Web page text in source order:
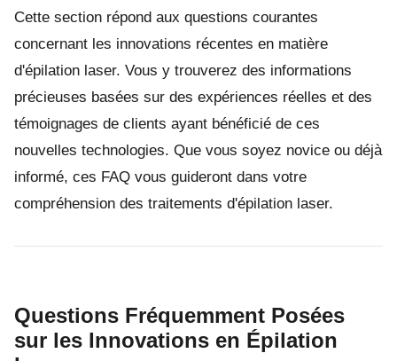
Cette section répond aux questions courantes
concernant les innovations récentes en matière
d'épilation laser. Vous y trouverez des informations
précieuses basées sur des expériences réelles et des
témoignages de clients ayant bénéficié de ces
nouvelles technologies. Que vous soyez novice ou déjà
informé, ces FAQ vous guideront dans votre
compréhension des traitements d'épilation laser.
Questions Fréquemment Posées
sur les Innovations en Épilation